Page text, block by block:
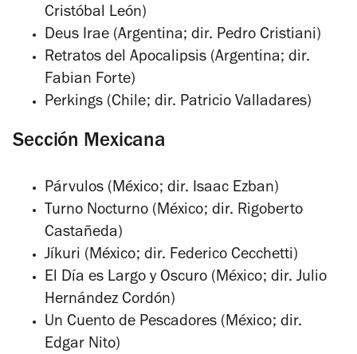
Cristóbal León)
Deus Irae (Argentina; dir. Pedro Cristiani)
Retratos del Apocalipsis (Argentina; dir.
Fabian Forte)
Perkings (Chile; dir. Patricio Valladares)
Sección Mexicana
Párvulos (México; dir. Isaac Ezban)
Turno Nocturno (México; dir. Rigoberto
Castañeda)
Jíkuri (México; dir. Federico Cecchetti)
El Día es Largo y Oscuro (México; dir. Julio
Hernández Cordón)
Un Cuento de Pescadores (México; dir.
Edgar Nito)